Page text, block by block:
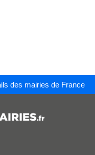
des mairies de France